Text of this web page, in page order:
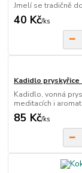
Jmelí se tradičně
40 Kč/ks
Kadidlo pryskyřice
Kadidlo, vonná
meditacích i
85 Kč/ks